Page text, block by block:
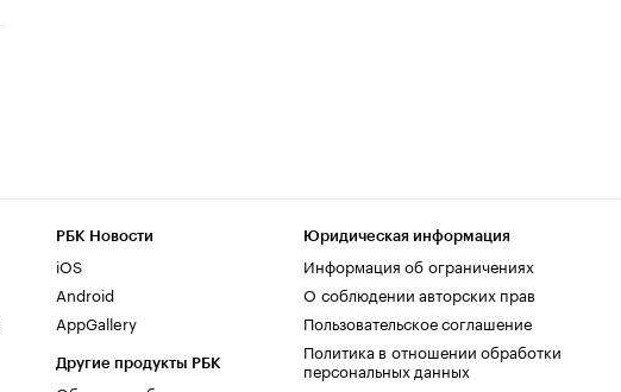
РБК Новости
iOS
Android
AppGallery
Другие продукты РБК
Юридическая информация
Информация об ограничениях
О соблюдении авторских прав
Пользовательское соглашение
Политика в отношении обработки
персональных данных